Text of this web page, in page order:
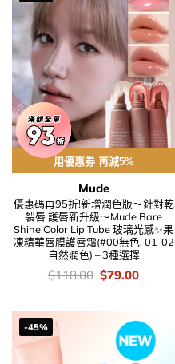
用優惠劵 再減5%
Mude
優惠碼再95折!新增潤色版～針對乾
裂唇 護唇新升級～Mude Bare
Shine Color Lip Tube 玻璃光感✨果
凍精華唇膜護唇霜(#00無色, 01-02
自然潤色) – 3種選擇
價
錢：
$118.00 Original
price
$79.00Current
-45%